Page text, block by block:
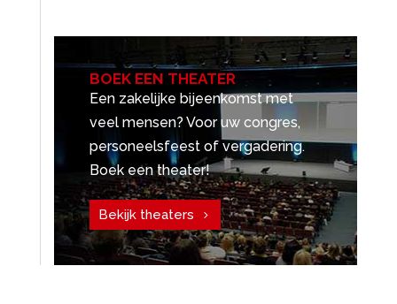
BOEK EEN THEATER
Een zakelijke bijeenkomst met
veel mensen? Voor uw congres,
personeelsfeest of vergadering.
Boek een theater!
Bekijk theaters